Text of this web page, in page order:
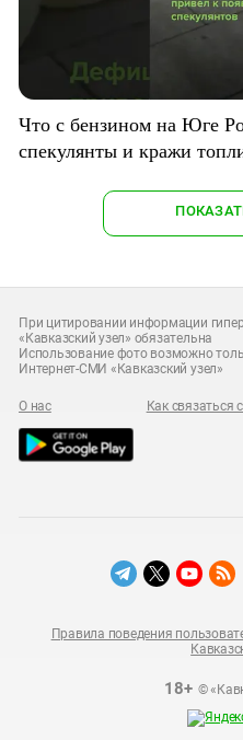
Что с бензином на Юге
спекулянты и кражи
При цитировании информации
«Кавказский узел» обязательна
Использование фото возможно
Интернет-СМИ «Кавказский узел»
О нас Как связаться
18+©
Правила поведения